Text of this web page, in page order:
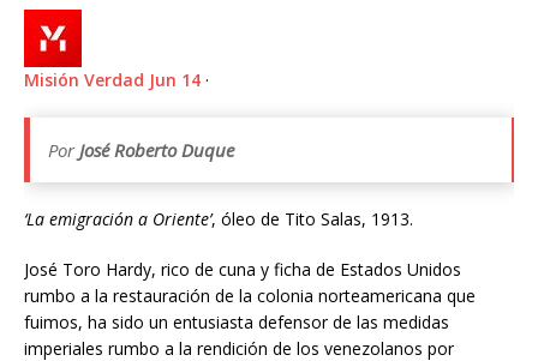
Misión Verdad Jun 14 ·
Por José Roberto Duque
‘La emigración a Oriente’, óleo de Tito Salas, 1913.
José Toro Hardy, rico de cuna y ficha de Estados Unidos
rumbo a la restauración de la colonia norteamericana que
fuimos, ha sido un entusiasta defensor de las medidas
imperiales rumbo a la rendición de los venezolanos por